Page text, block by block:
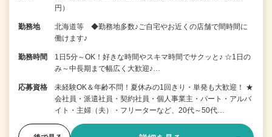
円）
勤務地
北海道等 ◆勤務地多数♪ご自宅やお近くの店舗で間時間に
働けます♪
勤務時間
1日5分～OK！好きな時間やスキマ時間でサクッと♪ ☆1日の
み～中長期まで幅広く大歓迎♪…
応募資格
未経験OK＆年齢不問！夏休みの1回きり・単発も大歓迎！ ★
会社員・派遣社員・契約社員・個人事業主・パート・アルバ
イト・主婦（夫）・フリーターなど、20代～50代…